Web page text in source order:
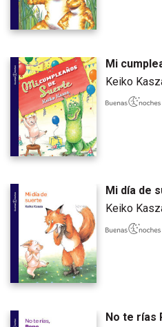
Mi
Keiko
Mi día de
Keiko
No te rías